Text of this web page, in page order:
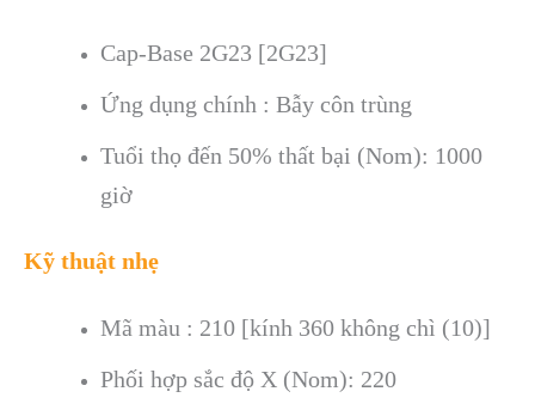
Cap-Base 2G23 [2G23]
Ứng dụng chính : Bẫy côn trùng
Tuổi thọ đến 50% thất bại (Nom): 1000
giờ
Kỹ thuật nhẹ
Mã màu : 210 [kính 360 không chì (10)]
Phối hợp sắc độ X (Nom): 220